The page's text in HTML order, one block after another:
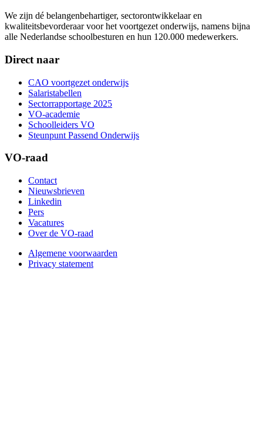
We zijn dé belangenbehartiger, sectorontwikkelaar en
kwaliteitsbevorderaar voor het voortgezet onderwijs, namens bijna
alle Nederlandse schoolbesturen en hun 120.000 medewerkers.
Direct naar
CAO voortgezet onderwijs
Salaristabellen
Sectorrapportage 2025
VO-academie
Schoolleiders VO
Steunpunt Passend Onderwijs
VO-raad
Contact
Nieuwsbrieven
Linkedin
Pers
Vacatures
Over de VO-raad
Algemene voorwaarden
Privacy statement